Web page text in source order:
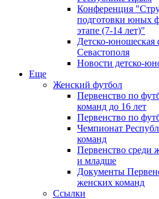
Конференция
подготовки юных
этапе (7-14 лет)"
Детско-юношеская
Севастополя
Новости детско-
Еще
Женский футбол
Первенство по
команд до 16 лет
Первенство по
Чемпионат
команд
Первенство среди
и младше
Документы
женских команд
Ссылки